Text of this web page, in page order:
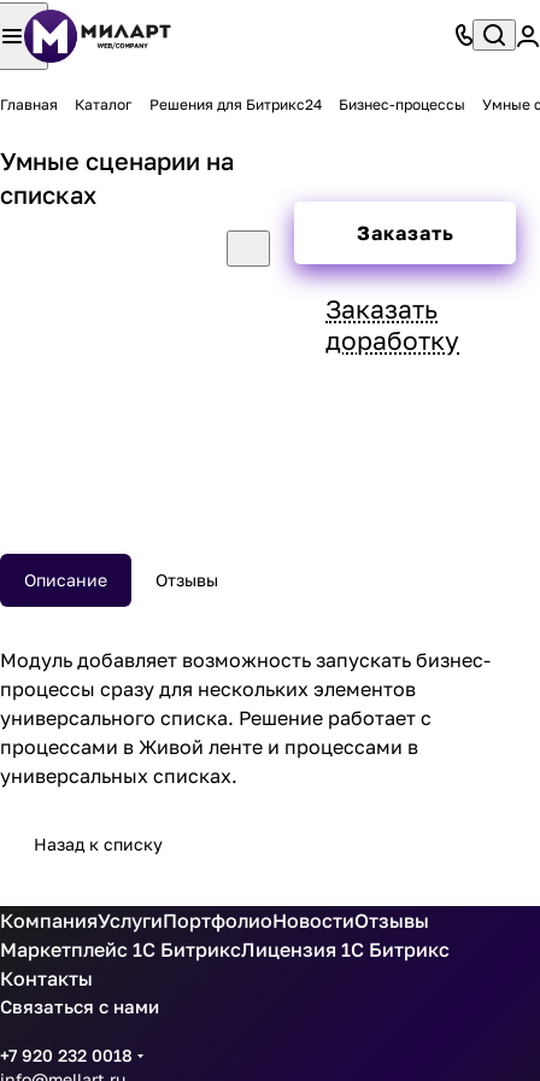
Главная Каталог Решения для Битрикс24 Бизнес-процессы Умные
Умные сценарии на
списках
Заказать
Заказать
доработку
Описание Отзывы
Модуль добавляет возможность запускать бизнес-
процессы сразу для нескольких элементов
универсального списка. Решение работает с
процессами в Живой ленте и процессами в
универсальных списках.
Назад к списку
КомпанияУслугиПортфолиоНовостиОтзывы
Маркетплейс 1С БитриксЛицензия 1С Битрикс
Контакты
Связаться с нами
+7 920 232 0018